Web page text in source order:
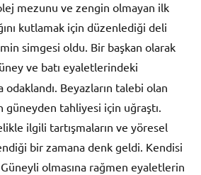
mezunu ve zengin olmayan ilk
kutlamak için düzenlediği deli
simgesi oldu. Bir başkan olarak
ve batı eyaletlerindeki
Beyazların talebi olan
tahliyesi için uğraştı.
ilgili tartışmaların ve yöresel
bir zamana denk geldi. Kendisi
olmasına rağmen eyaletlerin